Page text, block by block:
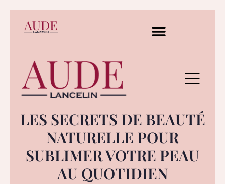
LES SECRETS DE BEAUTÉ
NATURELLE POUR
SUBLIMER VOTRE PEAU
AU QUOTIDIEN